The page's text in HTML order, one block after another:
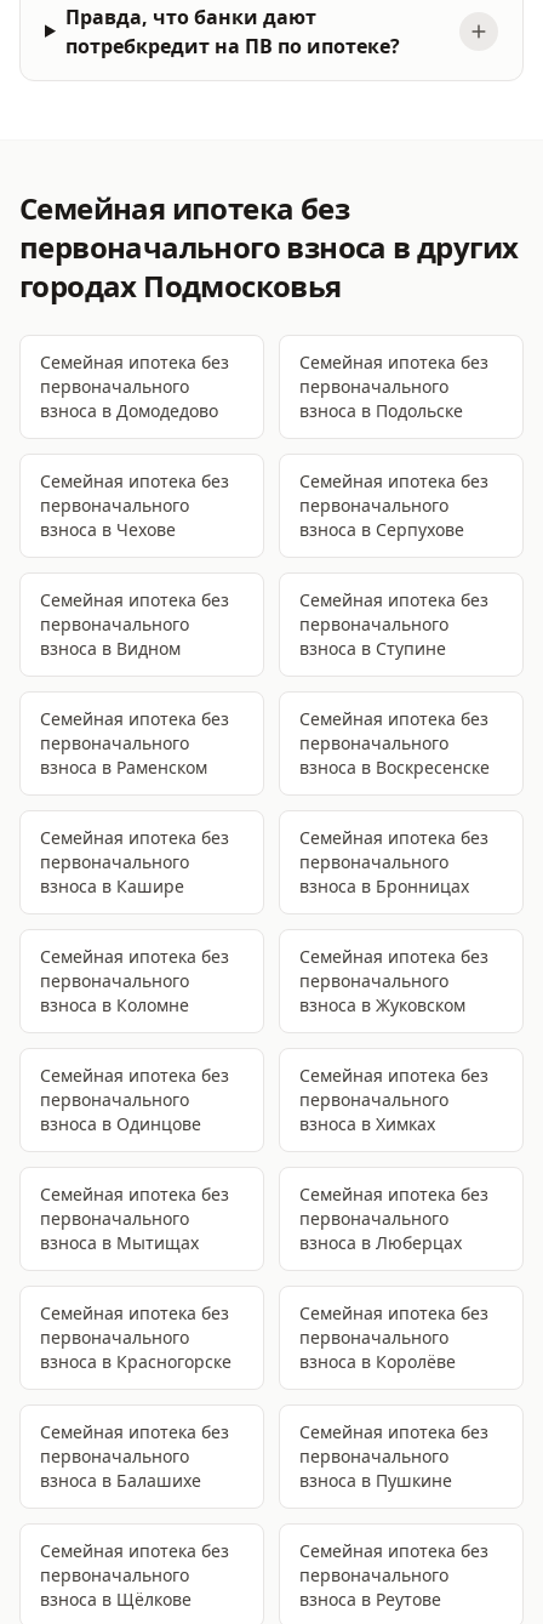
Правда, что банки дают
потребкредит на ПВ по ипотеке?
Семейная ипотека без
первоначального взноса в других
городах Подмосковья
Семейная ипотека без
первоначального
взноса в Домодедово
Семейная ипотека без
первоначального
взноса в Подольске
Семейная ипотека без
первоначального
взноса в Чехове
Семейная ипотека без
первоначального
взноса в Серпухове
Семейная ипотека без
первоначального
взноса в Видном
Семейная ипотека без
первоначального
взноса в Ступине
Семейная ипотека без
первоначального
взноса в Раменском
Семейная ипотека без
первоначального
взноса в Воскресенске
Семейная ипотека без
первоначального
взноса в Кашире
Семейная ипотека без
первоначального
взноса в Бронницах
Семейная ипотека без
первоначального
взноса в Коломне
Семейная ипотека без
первоначального
взноса в Жуковском
Семейная ипотека без
первоначального
взноса в Одинцове
Семейная ипотека без
первоначального
взноса в Химках
Семейная ипотека без
первоначального
взноса в Мытищах
Семейная ипотека без
первоначального
взноса в Люберцах
Семейная ипотека без
первоначального
взноса в Красногорске
Семейная ипотека без
первоначального
взноса в Королёве
Семейная ипотека без
первоначального
взноса в Балашихе
Семейная ипотека без
первоначального
взноса в Пушкине
Семейная ипотека без
первоначального
взноса в Щёлкове
Семейная ипотека без
первоначального
взноса в Реутове